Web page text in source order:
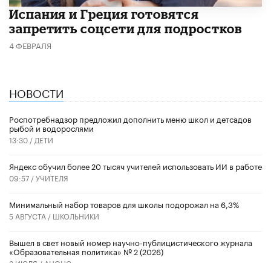
Испания и Греция готовятся
запретить соцсети для подростков
4 ФЕВРАЛЯ
НОВОСТИ
Роспотребнадзор предложил дополнить меню школ и детсадов
рыбой и водорослями
13:30 / ДЕТИ
​Яндекс обучил более 20 тысяч учителей использовать ИИ в работе
09:57 /УЧИТЕЛЯ
Минимальный набор товаров для школы подорожал на 6,3%
5 АВГУСТА / ШКОЛЬНИКИ
Вышел в свет новый номер научно-публицистического журнала
«Образовательная политика» № 2 (2026)